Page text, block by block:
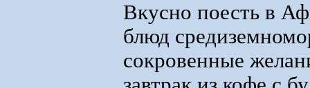
Вкусно поесть в
блюд
сокровенные